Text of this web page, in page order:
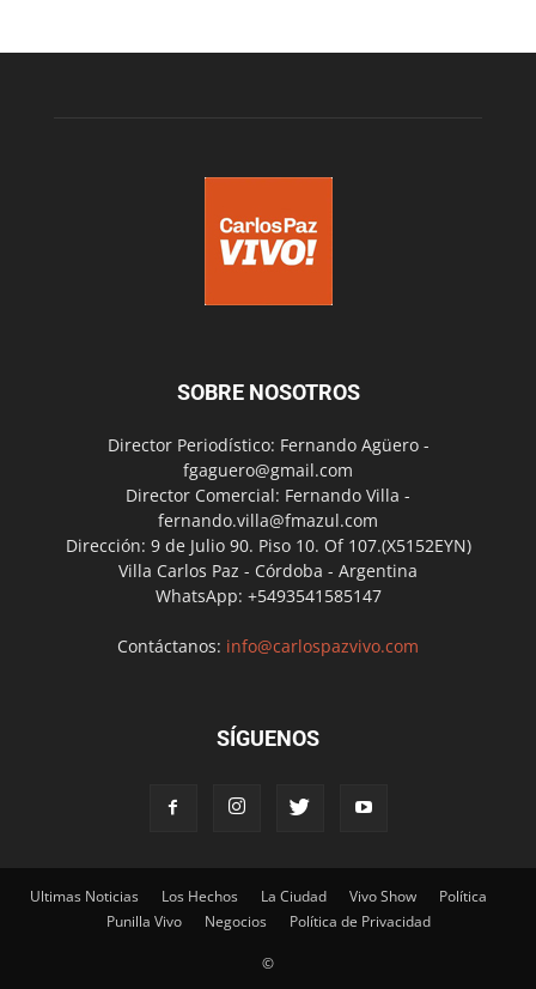
SOBRE NOSOTROS
Director Periodístico: Fernando Agüero -
fgaguero@gmail.com
Director Comercial: Fernando Villa -
fernando.villa@fmazul.com
Dirección: 9 de Julio 90. Piso 10. Of 107.(X5152EYN)
Villa Carlos Paz - Córdoba - Argentina
WhatsApp: +5493541585147
Contáctanos: info@carlospazvivo.com
SÍGUENOS
Ultimas Noticias Los Hechos La Ciudad Vivo Show
Política
Punilla Vivo
Negocios Política de Privacidad
©